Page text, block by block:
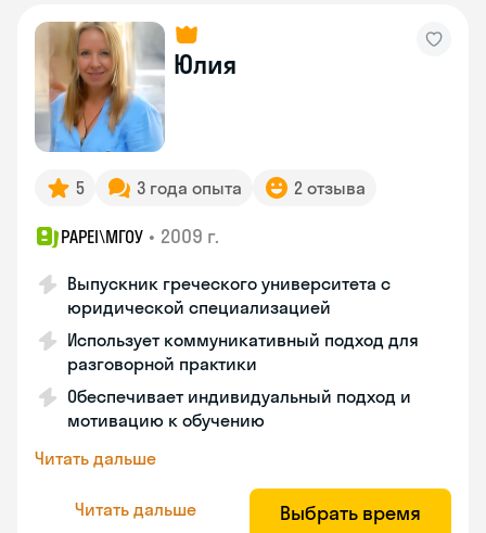
Юлия
5 3 года опыта 2 отзыва
PAPEI\MГОУ • 2009 г.
Выпускник греческого университета с
юридической специализацией
Использует коммуникативный подход для
разговорной практики
Обеспечивает индивидуальный подход и
мотивацию к обучению
Читать дальше
Читать дальше Выбрать время